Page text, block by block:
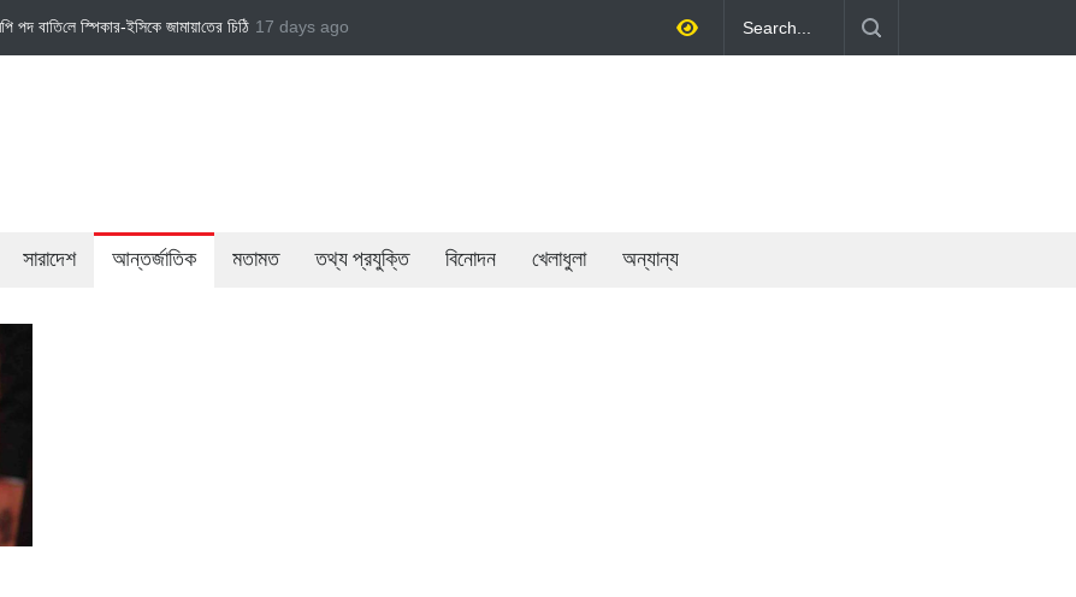
জামায়াত এমপি গাজী নজরুল ইসলামকে দল থেকে বহিষ্কার বেসরকারি খাতের গতিশীলতায় অর্থনীতি গড়ে তোলাই সরকারের মূল লক্ষ্য: প্রধানমন্ত্রী
17 days ago
সারাদেশ আন্তর্জাতিক মতামত তথ্য প্রযুক্তি বিনোদন খেলাধুলা অন্যান্য